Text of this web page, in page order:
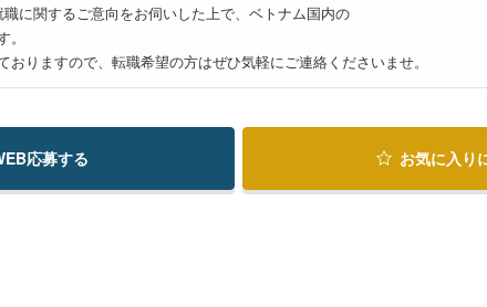
職に関するご意向をお伺いした上で、ベトナム国内の
りますので、転職希望の方はぜひ気軽にご連絡くださいませ。
応募する お気に入り